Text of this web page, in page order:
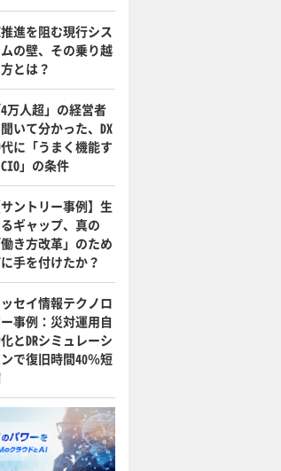
推進を阻む現行シス
の壁、その乗り越
とは？
4万人超」の経営者
いて分かった、DX
に「うまく機能す
」の条件
サントリー事例】生
ギャップ、真の
働き方改革」のため
手を付けたか？
セイ情報テクノロ
事例：災対運用自
とDRシミュレーシ
ンで復旧時間40％短